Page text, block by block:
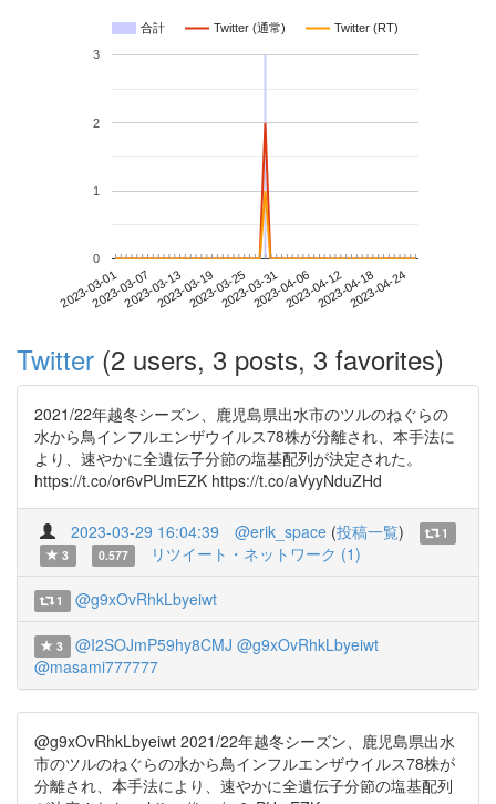
合計 Twitter (通常) Twitter (RT)
2023-03-012023-03-072023-03-132023-03-192023-03-252023-03-312023-04-062023-04-122023-04-182023-04-24
0
1
2
3
Twitter (2 users, 3 posts, 3 favorites)
2021/22年越冬シーズン、鹿児島県出水市のツルのねぐらの
水から鳥インフルエンザウイルス78株が分離され、本手法に
より、速やかに全遺伝子分節の塩基配列が決定された。
https://t.co/or6vPUmEZK https://t.co/aVyyNduZHd
2023-03-29 16:04:39 @erik_space (投稿一覧)
1
3
0.577 リツイート・ネットワーク (1)
1 @g9xOvRhkLbyeiwt
3 @I2SOJmP59hy8CMJ @g9xOvRhkLbyeiwt
@masami777777
@g9xOvRhkLbyeiwt 2021/22年越冬シーズン、鹿児島県出水
市のツルのねぐらの水から鳥インフルエンザウイルス78株が
分離され、本手法により、速やかに全遺伝子分節の塩基配列